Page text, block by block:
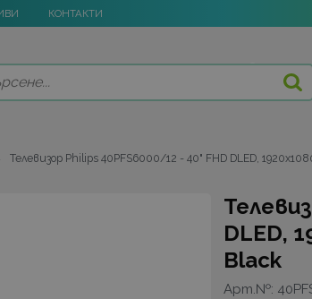
КОНТАКТИ
Телевизор Philips 40PFS6000/12 - 40" FHD DLED,
DLED,
Black
Арт.№: